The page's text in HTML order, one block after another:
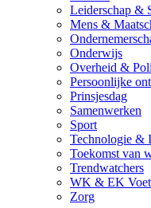
Leiderschap &
Mens &
Onderwijs
Overheid &
Persoonlijke
Prinsjesdag
Samenwerken
Sport
Technologie &
Toekomst van
Trendwatchers
WK & EK
Zorg